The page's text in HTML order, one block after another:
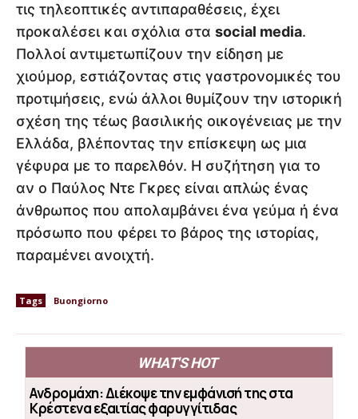
τις τηλεοπτικές αντιπαραθέσεις, έχει
προκαλέσει και σχόλια στα social media.
Πολλοί αντιμετωπίζουν την είδηση με
χιούμορ, εστιάζοντας στις γαστρονομικές του
προτιμήσεις, ενώ άλλοι θυμίζουν την ιστορική
σχέση της τέως βασιλικής οικογένειας με την
Ελλάδα, βλέποντας την επίσκεψη ως μια
γέφυρα με το παρελθόν. Η συζήτηση για το
αν ο Παύλος Ντε Γκρες είναι απλώς ένας
άνθρωπος που απολαμβάνει ένα γεύμα ή ένα
πρόσωπο που φέρει το βάρος της ιστορίας,
παραμένει ανοιχτή.
Tags Buongiorno
WHAT'S HOT
Ανδρομάχη: Διέκοψε την εμφάνισή της στα
Κρέστενα εξαιτίας φαρυγγίτιδας